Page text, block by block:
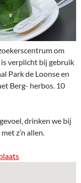
om
is verplicht bij gebruik
Park de Loonse en
Berg- herbos. 10
drinken we bij
z’n allen.